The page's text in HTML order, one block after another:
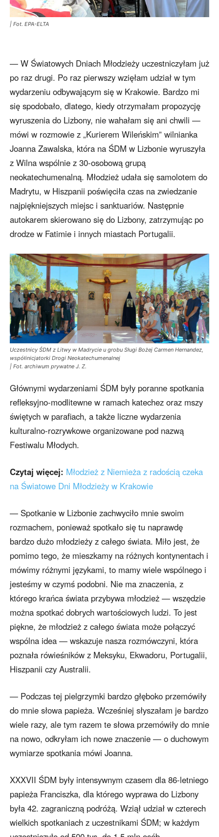
| Fot. EPA-ELTA
— W Światowych Dniach Młodzieży uczestniczyłam już
po raz drugi. Po raz pierwszy wzięłam udział w tym
wydarzeniu odbywającym się w Krakowie. Bardzo mi
się spodobało, dlatego, kiedy otrzymałam propozycję
wyruszenia do Lizbony, nie wahałam się ani chwili —
mówi w rozmowie z „Kurierem Wileńskim” wilnianka
Joanna Zawalska, która na ŚDM w Lizbonie wyruszyła
z Wilna wspólnie z 30-osobową grupą
neokatechumenalną. Młodzież udała się samolotem do
Madrytu, w Hiszpanii poświęciła czas na zwiedzanie
najpiękniejszych miejsc i sanktuariów. Następnie
autokarem skierowano się do Lizbony, zatrzymując po
drodze w Fatimie i innych miastach Portugalii.
Uczestnicy ŚDM z Litwy w Madrycie u grobu Sługi Bożej Carmen Hernandez,
współinicjatorki Drogi Neokatechumenalnej
| Fot. archiwum prywatne J. Z.
Głównymi wydarzeniami ŚDM były poranne spotkania
refleksyjno-modlitewne w ramach katechez oraz mszy
świętych w parafiach, a także liczne wydarzenia
kulturalno-rozrywkowe organizowane pod nazwą
Festiwalu Młodych.
Czytaj więcej: Młodzież z Niemieża z radością czeka
na Światowe Dni Młodzieży w Krakowie
— Spotkanie w Lizbonie zachwyciło mnie swoim
rozmachem, ponieważ spotkało się tu naprawdę
bardzo dużo młodzieży z całego świata. Miło jest, że
pomimo tego, że mieszkamy na różnych kontynentach i
mówimy różnymi językami, to mamy wiele wspólnego i
jesteśmy w czymś podobni. Nie ma znaczenia, z
którego krańca świata przybywa młodzież — wszędzie
można spotkać dobrych wartościowych ludzi. To jest
piękne, że młodzież z całego świata może połączyć
wspólna idea — wskazuje nasza rozmówczyni, która
poznała rówieśników z Meksyku, Ekwadoru, Portugalii,
Hiszpanii czy Australii.
— Podczas tej pielgrzymki bardzo głęboko przemówiły
do mnie słowa papieża. Wcześniej słyszałam je bardzo
wiele razy, ale tym razem te słowa przemówiły do mnie
na nowo, odkryłam ich nowe znaczenie — o duchowym
wymiarze spotkania mówi Joanna.
XXXVII ŚDM były intensywnym czasem dla 86-letniego
papieża Franciszka, dla którego wyprawa do Lizbony
była 42. zagraniczną podróżą. Wziął udział w czterech
wielkich spotkaniach z uczestnikami ŚDM; w każdym